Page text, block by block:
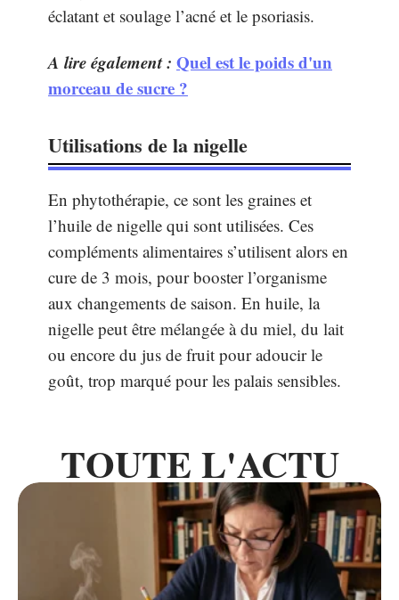
éclatant et soulage l’acné et le psoriasis.
A lire également : Quel est le poids d'un
morceau de sucre ?
Utilisations de la nigelle
En phytothérapie, ce sont les graines et
l’huile de nigelle qui sont utilisées. Ces
compléments alimentaires s’utilisent alors en
cure de 3 mois, pour booster l’organisme
aux changements de saison. En huile, la
nigelle peut être mélangée à du miel, du lait
ou encore du jus de fruit pour adoucir le
goût, trop marqué pour les palais sensibles.
TOUTE L'ACTU